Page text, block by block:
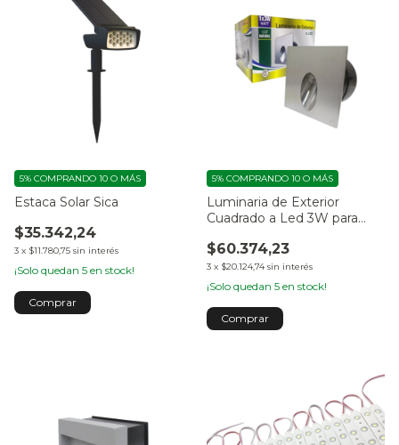
Estaca Solar Sica
$35.342,24
3 x $11.780,75 sin interés
5% COMPRANDO 10 O MÁS
¡Solo quedan 5 en stock!
Luminaria de Exterior
Cuadrado a Led 3W para
$60.374,23
3 x $20.124,74 sin interés
5% COMPRANDO 10 O MÁS
¡Solo quedan 5 en stock!